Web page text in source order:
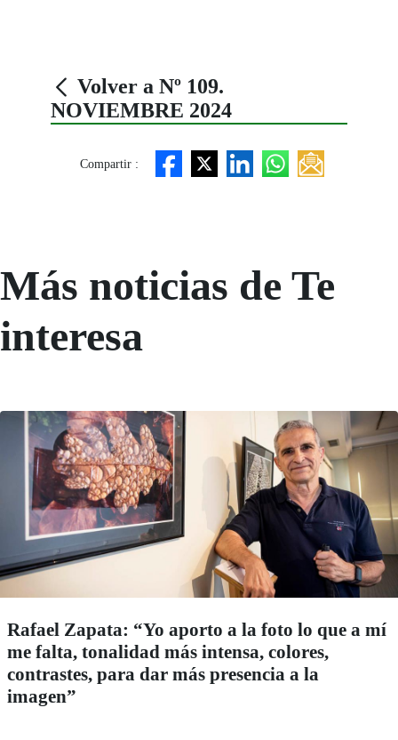
Volver a Nº 109.
NOVIEMBRE 2024
Compartir :
Más noticias de Te
interesa
Rafael Zapata: “Yo aporto a la foto lo que a mí
me falta, tonalidad más intensa, colores,
contrastes, para dar más presencia a la
imagen”